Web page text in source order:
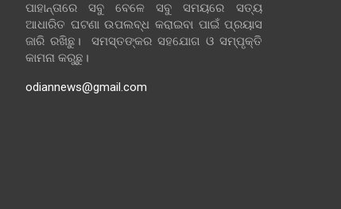
ପାହାନ୍ତାରେ ସବୁ ବେଳେ ସବୁ ସମୟରେ ସତ୍ୟ
ଆଧାରିତ ଘଟଣା ଉପଲବ୍ଧ କରାଇବା ପାଇଁ ପ୍ରୟାସ
ଜାରି ରଖିଛୁ। ସମସ୍ତଙ୍କର ସହଯୋଗ ଓ ସମ୍ପୃକ୍ତି
କାମନା କରୁଛୁ।
odiannews@gmail.com